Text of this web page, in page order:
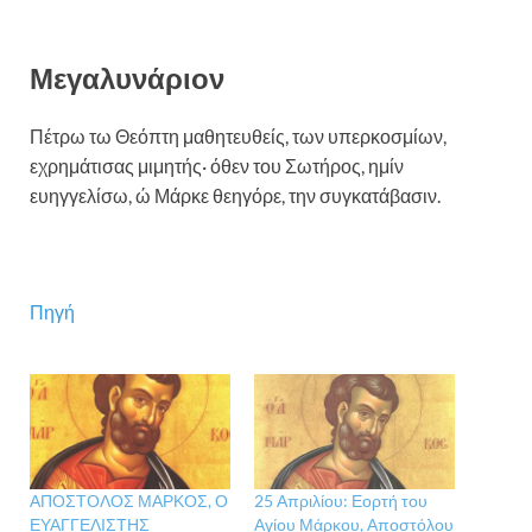
Μεγαλυνάριον
Πέτρω τω Θεόπτη μαθητευθείς, των υπερκοσμίων,
εχρημάτισας μιμητής· όθεν του Σωτήρος, ημίν
ευηγγελίσω, ώ Μάρκε θεηγόρε, την συγκατάβασιν.
Πηγή
ΑΠΟΣΤΟΛΟΣ ΜΑΡΚΟΣ, Ο
ΕΥΑΓΓΕΛΙΣΤΗΣ
25 Απριλίου: Εορτή του
Αγίου Μάρκου, Αποστόλου